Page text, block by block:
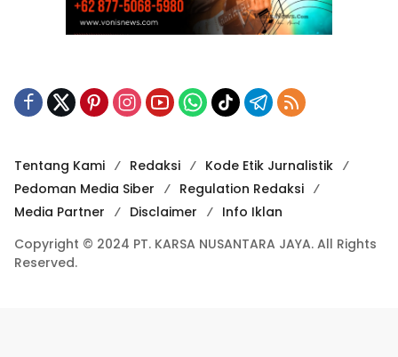
Tentang Kami Redaksi
Kode Etik Jurnalistik
Pedoman Media Siber
Regulation Redaksi
Media Partner
Disclaimer
Info Iklan
Copyright © 2024 PT. KARSA NUSANTARA JAYA. All Rights
Reserved.